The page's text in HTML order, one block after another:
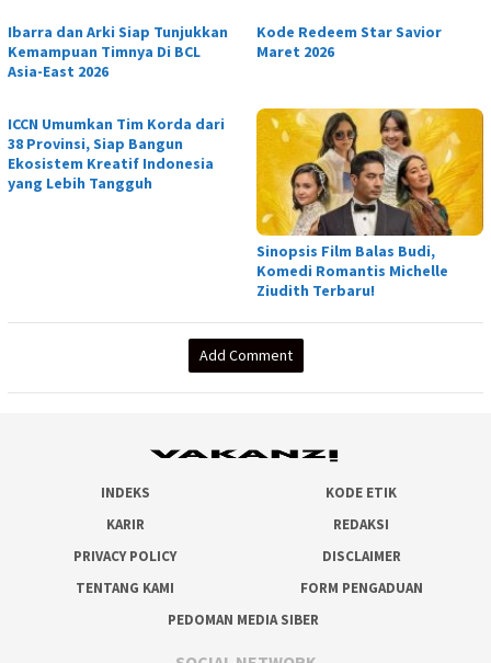
Ibarra dan Arki Siap Tunjukkan
Kemampuan Timnya Di BCL
Asia-East 2026
Kode Redeem Star Savior
Maret 2026
ICCN Umumkan Tim Korda dari
38 Provinsi, Siap Bangun
Ekosistem Kreatif Indonesia
yang Lebih Tangguh
Sinopsis Film Balas Budi,
Komedi Romantis Michelle
Ziudith Terbaru!
Add Comment
INDEKS
KODE ETIK
KARIR
REDAKSI
PRIVACY POLICY
DISCLAIMER
TENTANG KAMI
FORM PENGADUAN
PEDOMAN MEDIA SIBER